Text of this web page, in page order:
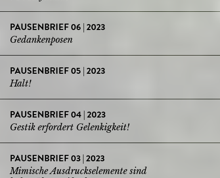
PAUSENBRIEF 06 | 2023
Gedankenposen
PAUSENBRIEF 05 | 2023
Halt!
PAUSENBRIEF 04 | 2023
Gestik erfordert Gelenkigkeit!
PAUSENBRIEF 03 | 2023
Mimische Ausdruckselemente sind